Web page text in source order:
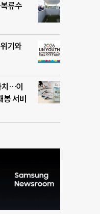
류수
기와
치…이
서비